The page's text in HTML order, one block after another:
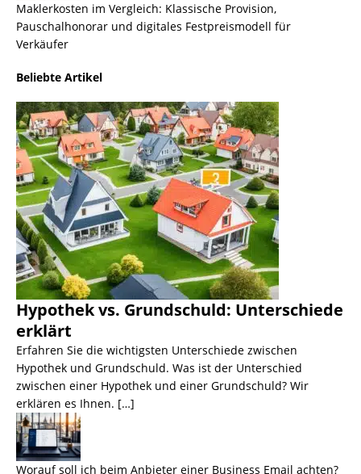
Maklerkosten im Vergleich: Klassische Provision,
Pauschalhonorar und digitales Festpreismodell für
Verkäufer
Beliebte Artikel
Hypothek vs. Grundschuld: Unterschiede
erklärt
Erfahren Sie die wichtigsten Unterschiede zwischen
Hypothek und Grundschuld. Was ist der Unterschied
zwischen einer Hypothek und einer Grundschuld? Wir
erklären es Ihnen. […]
Worauf soll ich beim Anbieter einer Business Email achten?